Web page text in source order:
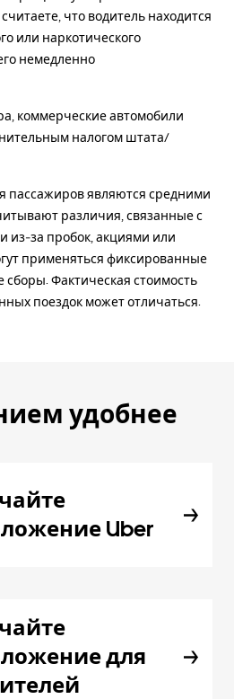
что водитель находится
или наркотического
немедленно
коммерческие автомобили
налогом штата/
пассажиров являются средними
различия, связанные с
из-за пробок, акциями или
применяться фиксированные
Фактическая стоимость
поездок может отличаться.
удобнее
Uber
для